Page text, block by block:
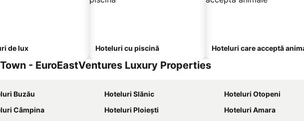
de lux Hoteluri cu piscină Hoteluri care acceptă
- EuroEastVentures Luxury Properties
Buzău Hoteluri Slănic
Hoteluri Otopeni
Câmpina Hoteluri Ploiești
Hoteluri Amara